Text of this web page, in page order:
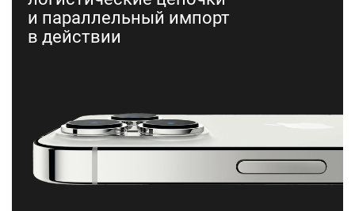
и параллельный импорт
в действии